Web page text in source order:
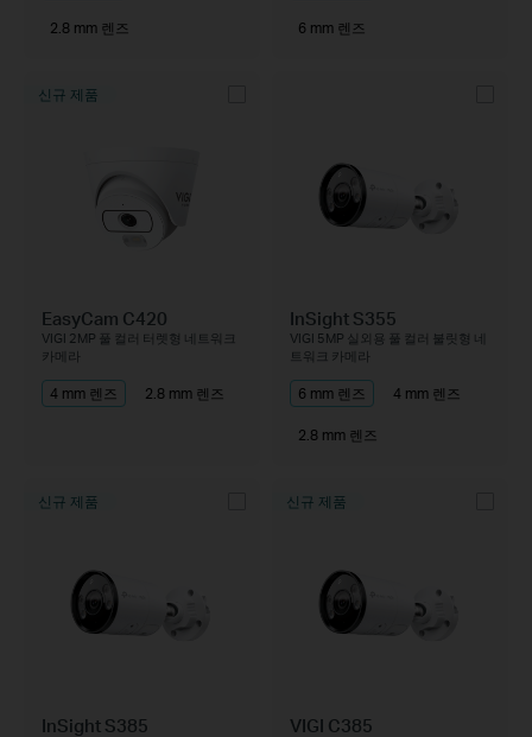
2.8 mm 렌즈 6 mm 렌즈
신규 제품
EasyCam C420
VIGI 2MP 풀 컬러 터렛형 네트워크
카메라
4 mm 렌즈 2.8 mm 렌즈
InSight S355
VIGI 5MP 실외용 풀 컬러 불릿형 네
트워크 카메라
6 mm 렌즈 4 mm 렌즈
2.8 mm 렌즈
신규 제품
InSight S385
신규 제품
VIGI C385